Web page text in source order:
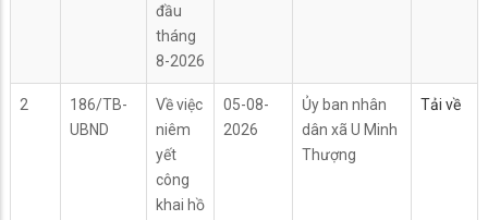
đầu
tháng
8-2026
2
186/TB-
UBND
Về việc
niêm
yết
công
khai hồ
05-08-
2026
Ủy ban nhân
dân xã U Minh
Thượng
Tải về